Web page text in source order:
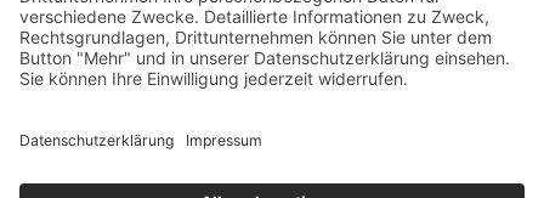
Wir sind ständig im Wachstum und wissen Ihr Vertrauen zu
schätzen.
Kay-Lucas Kaniewski